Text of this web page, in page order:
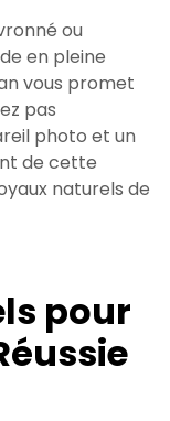
ou
en pleine
vous promet
pas
photo et un
de cette
naturels de
pour